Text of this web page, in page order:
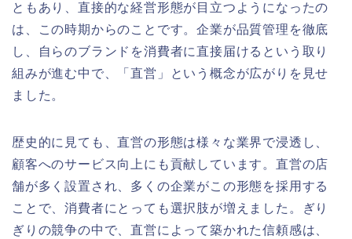
ともあり、直接的な経営形態が目立つようになったの
は、この時期からのことです。企業が品質管理を徹底
し、自らのブランドを消費者に直接届けるという取り
組みが進む中で、「直営」という概念が広がりを見せ
ました。
歴史的に見ても、直営の形態は様々な業界で浸透し、
顧客へのサービス向上にも貢献しています。直営の店
舗が多く設置され、多くの企業がこの形態を採用する
ことで、消費者にとっても選択肢が増えました。ぎり
ぎりの競争の中で、直営によって築かれた信頼感は、